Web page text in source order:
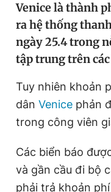
Video
Sản phẩm khác
Tiện ích
Thông tin tòa soạn
Venice là thành
ra hệ thống
ngày 25.4 trong
tập trung trên
Tuy nhiên khoản
dân Venice phản
trong công viên
Các biển báo
và gần cầu đi bộ
phải trả khoản